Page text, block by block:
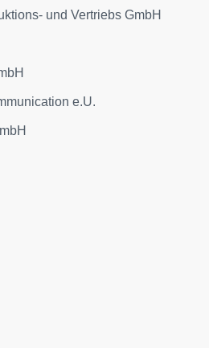
und Vertriebs GmbH
e.U.